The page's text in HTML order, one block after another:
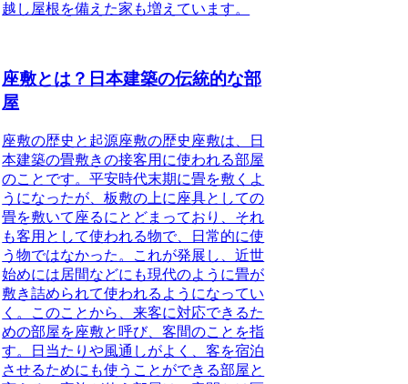
越し屋根を備えた家も増えています。
座敷とは？日本建築の伝統的な部
屋
座敷の歴史と起源座敷の歴史 座敷は、日
本建築の畳敷きの接客用に使われる部屋
のことです。平安時代末期に畳を敷くよ
うになったが、板敷の上に座具としての
畳を敷いて座るにとどまっており、それ
も客用として使われる物で、日常的に使
う物ではなかった。これが発展し、近世
始めには居間などにも現代のように畳が
敷き詰められて使われるようになってい
く。このことから、来客に対応できるた
めの部屋を座敷と呼び、客間のことを指
す。日当たりや風通しがよく、客を宿泊
させるためにも使うことができる部屋と